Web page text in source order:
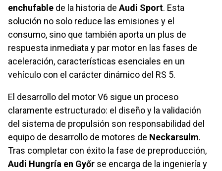
enchufable de la historia de Audi Sport. Esta
solución no solo reduce las emisiones y el
consumo, sino que también aporta un plus de
respuesta inmediata y par motor en las fases de
aceleración, características esenciales en un
vehículo con el carácter dinámico del RS 5.
El desarrollo del motor V6 sigue un proceso
claramente estructurado: el diseño y la validación
del sistema de propulsión son responsabilidad del
equipo de desarrollo de motores de Neckarsulm.
Tras completar con éxito la fase de preproducción,
Audi Hungría en Győr se encarga de la ingeniería y